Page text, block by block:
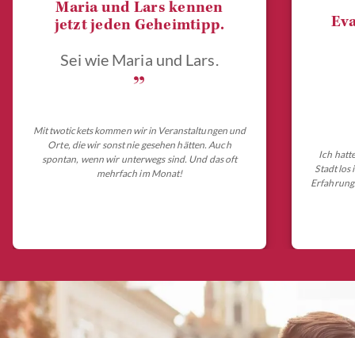
Maria und Lars kennen
jetzt jeden Geheimtipp.
Sei wie Maria und Lars.
„
Mit twotickets kommen wir in Veranstaltungen und
Orte, die wir sonst nie gesehen hätten. Auch
spontan, wenn wir unterwegs sind. Und das oft
mehrfach im Monat!
Ich
Stadt los